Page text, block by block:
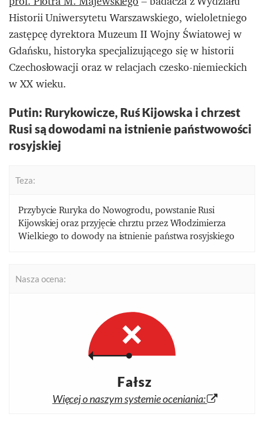
Historii Uniwersytetu Warszawskiego, wieloletniego
zastępcę dyrektora Muzeum II Wojny Światowej w
Gdańsku, historyka specjalizującego się w historii
Czechosłowacji oraz w relacjach czesko-niemieckich
w XX wieku.
Putin: Rurykowicze, Ruś Kijowska i chrzest
Rusi są dowodami na istnienie państwowości
rosyjskiej
Teza:
Przybycie Ruryka do Nowogrodu, powstanie Rusi
Kijowskiej oraz przyjęcie chrztu przez Włodzimierza
Wielkiego to dowody na istnienie państwa rosyjskiego
Nasza ocena:
Fałsz
Więcej o naszym systemie oceniania: